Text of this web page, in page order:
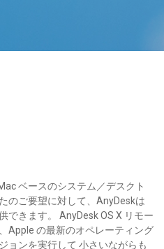
ベースのシステム／デスクト
のご要望に対して、AnyDeskは
できます。 AnyDesk OS X リモー
Apple の最新のオペレーティング
ョンを実行して 小さいながらも